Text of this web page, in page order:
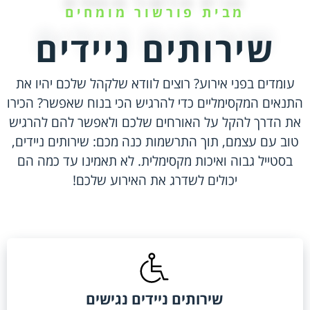
מבית פורשור מומחים
שירותים ניידים
עומדים בפני אירוע? רוצים לוודא שלקהל שלכם יהיו את
התנאים המקסימליים כדי להרגיש הכי בנוח שאפשר? הכירו
את הדרך להקל על האורחים שלכם ולאפשר להם להרגיש
טוב עם עצמם, תוך התרשמות כנה מכם: שירותים ניידים,
בסטייל גבוה ואיכות מקסימלית. לא תאמינו עד כמה הם
יכולים לשדרג את האירוע שלכם!
שירותים ניידים נגישים